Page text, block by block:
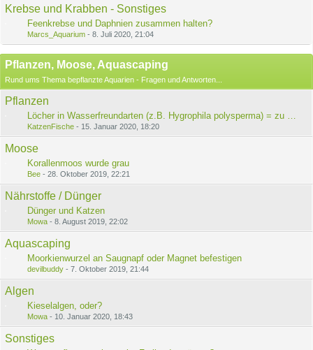
Krebse und Krabben - Sonstiges
Feenkrebse und Daphnien zusammen halten?
Marcs_Aquarium - 8. Juli 2020, 21:04
Pflanzen, Moose, Aquascaping
Rund ums Thema bepflanzte Aquarien - Fragen und Antworten...
Pflanzen
KatzenFische - 15. Januar 2020, 18:20
Moose
Korallenmoos wurde grau
Bee - 28. Oktober 2019, 22:21
Nährstoffe / Dünger
Dünger und Katzen
Mowa - 8. August 2019, 22:02
Aquascaping
Moorkienwurzel an Saugnapf oder Magnet befestigen
devilbuddy - 7. Oktober 2019, 21:44
Algen
Kieselalgen, oder?
Mowa - 10. Januar 2020, 18:43
Sonstiges